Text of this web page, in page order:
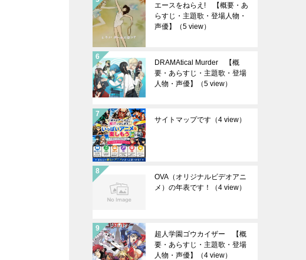
エースをねらえ! 【概要・あ
らすじ・主題歌・登場人物・
声優】
（5 view）
DRAMAtical Murder 【概
要・あらすじ・主題歌・登場
人物・声優】
（5 view）
サイトマップです （4 view）
OVA（オリジナルビデオアニ
メ）の年表です！
（4 view）
超人学園ゴウカイザー 【概
要・あらすじ・主題歌・登場
人物・声優】
（4 view）